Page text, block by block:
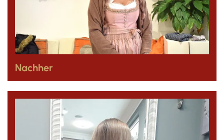
Nachher